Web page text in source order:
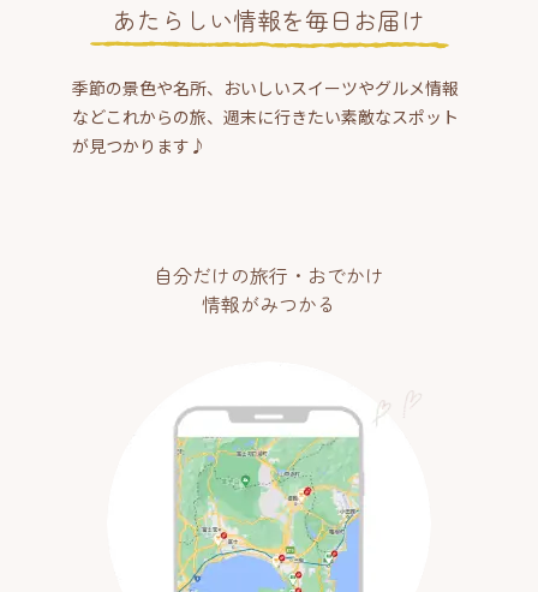
あたらしい情報を毎日お届け
季節の景色や名所、おいしいスイーツやグルメ情報
などこれからの旅、週末に行きたい素敵なスポット
が見つかります♪
自分だけの旅行・おでかけ
情報がみつかる